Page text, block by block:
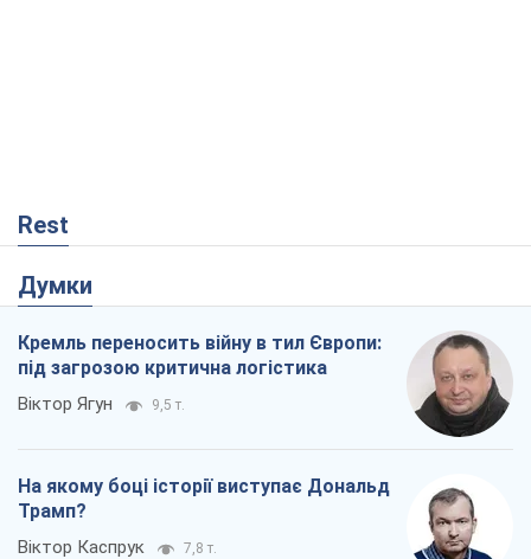
Rest
Думки
Кремль переносить війну в тил Європи:
під загрозою критична логістика
Віктор Ягун 9,5 т.
На якому боці історії виступає Дональд
Трамп?
Віктор Каспрук 7,8 т.